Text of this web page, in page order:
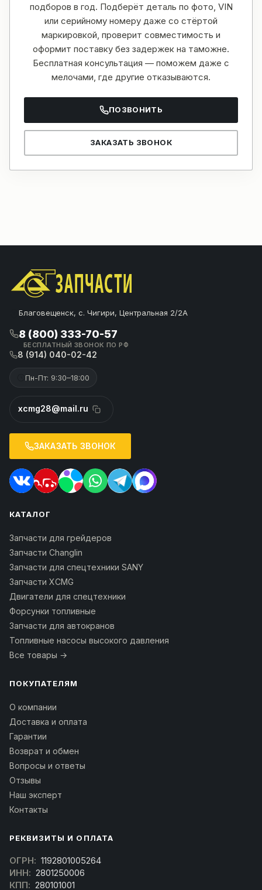
подборов в год. Подберёт деталь по фото, VIN
или серийному номеру даже со стёртой
маркировкой, проверит совместимость и
оформит поставку без задержек на таможне.
Бесплатная консультация — поможем даже с
мелочами, где другие отказываются.
ПОЗВОНИТЬ
ЗАКАЗАТЬ ЗВОНОК
Благовещенск, с. Чигири, Центральная 2/2А
8 (800) 333-70-57
БЕСПЛАТНЫЙ ЗВОНОК ПО РФ
8 (914) 040-02-42
Пн-Пт: 9:30–18:00
xcmg28@mail.ru
ЗАКАЗАТЬ ЗВОНОК
КАТАЛОГ
Запчасти для грейдеров
Запчасти Changlin
Запчасти для спецтехники SANY
Запчасти XCMG
Двигатели для спецтехники
Форсунки топливные
Запчасти для автокранов
Топливные насосы высокого давления
Все товары →
ПОКУПАТЕЛЯМ
О компании
Доставка и оплата
Гарантии
Возврат и обмен
Вопросы и ответы
Отзывы
Наш эксперт
Контакты
РЕКВИЗИТЫ И ОПЛАТА
ОГРН: 1192801005264
ИНН: 2801250006
КПП: 280101001